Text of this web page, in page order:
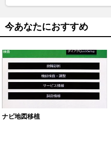
今あなたにおすすめ
ナビ地図移植